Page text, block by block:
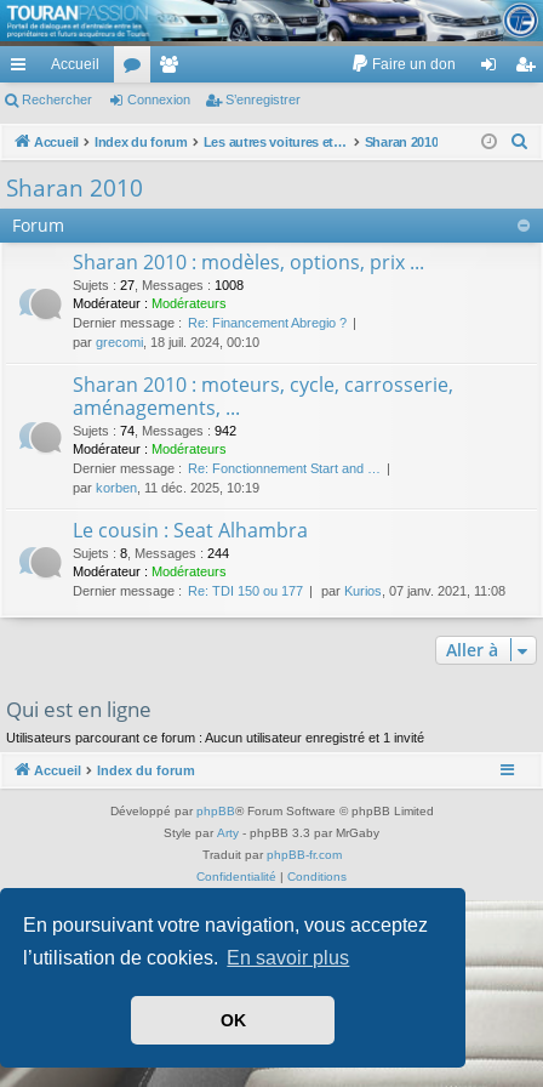
En poursuivant votre navigation, vous acceptez
l’utilisation de cookies. En savoir plus
OK
TouranPassion
Le forum des propriétaires ou futurs acquéreurs du Volkswagen Touran
cc
ès
pi
de
Accueil
or
u
s
e
m
es
Faire un don
ne
on
nr
ist
re
Rechercher Connexion S’enregistrer
Accueil Index du forum Les autres voitures et ce qui touche à la voiture Sharan 2010
Sharan 2010
Forum
Sharan 2010 : modèles, options, prix ...
Sujets : 27 Messages : 1008
Modérateur : Modérateurs
Dernier message : Re: Financement Abregio ?
par grecomi , 18 juil. 2024, 00:10
Sharan 2010 : moteurs, cycle, carrosserie,
aménagements, ...
Sujets : 74 Messages : 942
Modérateur : Modérateurs
Dernier message : Re: Fonctionnement Start and …
par korben , 11 déc. 2025, 10:19
Le cousin : Seat Alhambra
Sujets : 8 Messages : 244
Modérateur : Modérateurs
Dernier message : Re: TDI 150 ou 177 par Kurios , 07 janv. 2021, 11:08
Aller à
Qui est en ligne
Utilisateurs parcourant ce forum : Aucun utilisateur enregistré et 1 invité
Accueil Index du forum
Développé par phpBB® Forum Software © phpBB Limited
Style par Arty - phpBB 3.3 par MrGaby
Traduit par phpBB-fr.com
Confidentialité | Conditions